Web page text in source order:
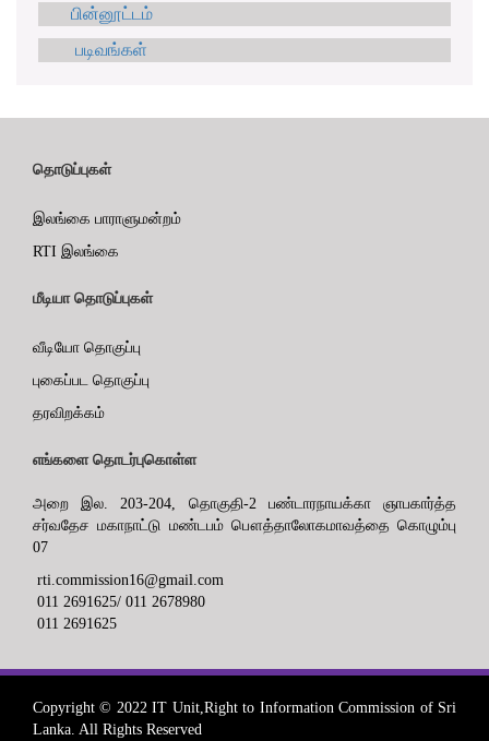
பின்னூட்டம்
படிவங்கள்
தொடுப்புகள்
இலங்கை பாராளுமன்றம்
RTI இலங்கை
மீடியா தொடுப்புகள்
வீடியோ தொகுப்பு
புகைப்பட தொகுப்பு
தரவிறக்கம்
எங்களை தொடர்புகொள்ள
அறை இல. 203-204, தொகுதி-2 பண்டாரநாயக்கா ஞாபகார்த்த
சர்வதேச மகாநாட்டு மண்டபம் பௌத்தாலோகமாவத்தை கொழும்பு
07
rti.commission16@gmail.com
011 2691625/ 011 2678980
011 2691625
Copyright © 2022 IT Unit,Right to Information Commission of Sri
Lanka. All Rights Reserved